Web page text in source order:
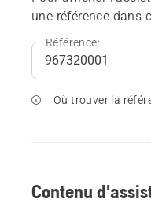
une référence dans
Référence:
Où trouver la
Contenu